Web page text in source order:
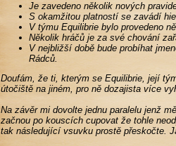
Je zavedeno několik nových
S okamžitou platností se zavádí
V týmu Equilibrie bylo provedeno
Několik hráčů je za své chování
V nejbližší době bude probíhat
Rádců.
Doufám, že ti, kterým se Equilibrie, její
útočiště na jiném, pro ně dozajista více
Na závěr mi dovolte jednu paralelu jenž
začnou po kouscích cupovat že tohle
tak následující vsuvku prostě přeskočte.